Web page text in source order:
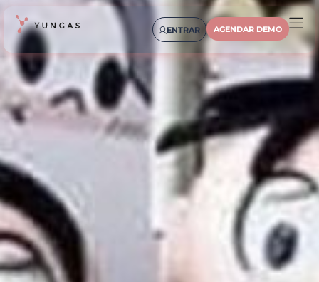
ENTRAR AGENDAR DEMO